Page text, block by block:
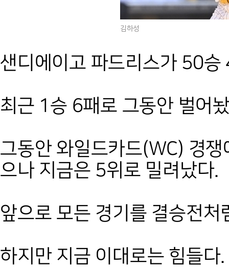
김하성
샌디에이고 파드리스가 50
최근 1승 6패로 그동안 벌어
그동안 와일드카드(WC) 경
으나 지금은 5위로 밀려났다.
앞으로 모든 경기를 결승전처
하지만 지금 이대로는 힘들다